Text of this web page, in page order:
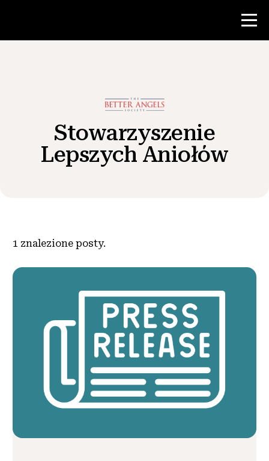
Zasoby dla nauczycieli
Wiadomości i wydarzenia
Stowarzyszenie
Lepszych Aniołów
1 znalezione posty.